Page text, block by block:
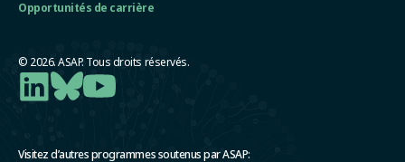
Opportunités de carrière
© 2026. ASAP. Tous droits réservés.
Visitez d’autres programmes soutenus par ASAP: